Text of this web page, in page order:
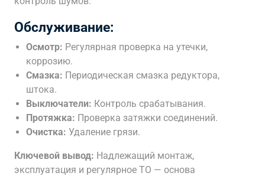
Обслуживание:
Осмотр: Регулярная проверка на утечки,
коррозию.
Смазка: Периодическая смазка редуктора,
штока.
Выключатели: Контроль срабатывания.
Протяжка: Проверка затяжки соединений.
Очистка: Удаление грязи.
Ключевой вывод: Надлежащий монтаж,
эксплуатация и регулярное ТО — основа